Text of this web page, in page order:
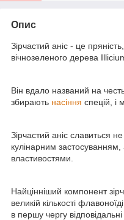
Опис
Зірчастий аніс - це
вічнозеленого дерева
Він вдало названий на
збирають насіння спецій, і
Зірчастий аніс славиться
кулінарним
властивостями.
Найцінніший компонент
великій кількості
в першу чергу